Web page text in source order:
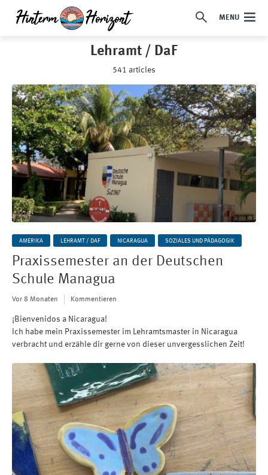
MENU
Lehramt / DaF
541 articles
AMERIKA LEHRAMT / DAF NICARAGUA SOZIALES UND PÄDAGOGIK
Praxissemester an der Deutschen
Schule Managua
Vor 8 Monaten Kommentieren
¡Bienvenidos a Nicaragua!
Ich habe mein Praxissemester im Lehramtsmaster in Nicaragua
verbracht und erzähle dir gerne von dieser unvergesslichen Zeit!